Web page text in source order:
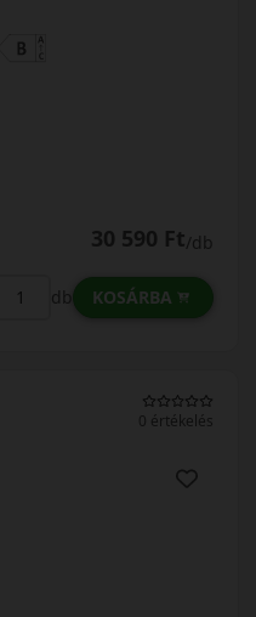
30 590 Ft/db
db KOSÁRBA
0 értékelés